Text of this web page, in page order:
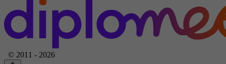
© 2011 - 2026